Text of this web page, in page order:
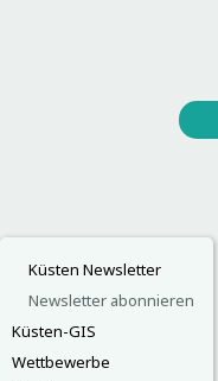
Küsten Newsletter
Newsletter abonnieren
Küsten-GIS
Wettbewerbe